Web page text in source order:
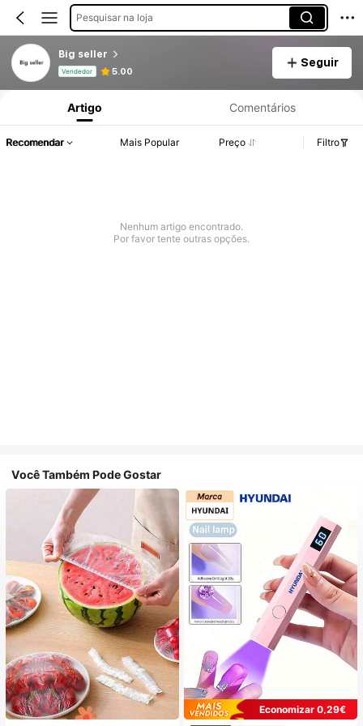
Pesquisar na loja
Big seller
Vendedor 5.00
Seguir
Informações do Produto: Divulgação de Preço, Vendas e Detalhes de Stock.
Artigo Comentários
Recomendar Mais Popular Preço Filtro
Nenhum artigo encontrado.
Por favor tente outras opções.
Você Também Pode Gostar
Economizar 0,29€